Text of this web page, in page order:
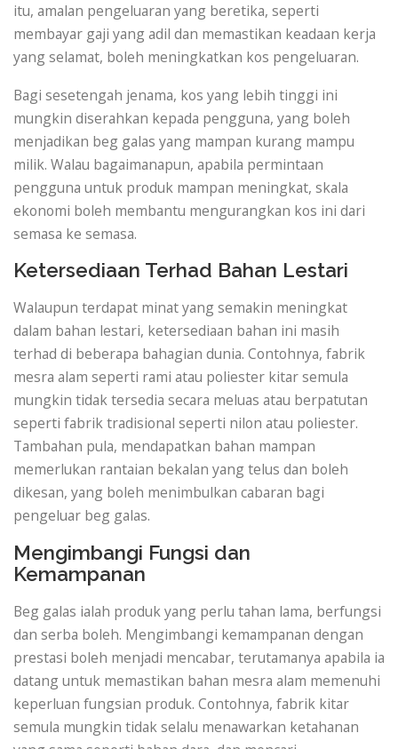
itu, amalan pengeluaran yang beretika, seperti
membayar gaji yang adil dan memastikan keadaan kerja
yang selamat, boleh meningkatkan kos pengeluaran.
Bagi sesetengah jenama, kos yang lebih tinggi ini
mungkin diserahkan kepada pengguna, yang boleh
menjadikan beg galas yang mampan kurang mampu
milik. Walau bagaimanapun, apabila permintaan
pengguna untuk produk mampan meningkat, skala
ekonomi boleh membantu mengurangkan kos ini dari
semasa ke semasa.
Ketersediaan Terhad Bahan Lestari
Walaupun terdapat minat yang semakin meningkat
dalam bahan lestari, ketersediaan bahan ini masih
terhad di beberapa bahagian dunia. Contohnya, fabrik
mesra alam seperti rami atau poliester kitar semula
mungkin tidak tersedia secara meluas atau berpatutan
seperti fabrik tradisional seperti nilon atau poliester.
Tambahan pula, mendapatkan bahan mampan
memerlukan rantaian bekalan yang telus dan boleh
dikesan, yang boleh menimbulkan cabaran bagi
pengeluar beg galas.
Mengimbangi Fungsi dan
Kemampanan
Beg galas ialah produk yang perlu tahan lama, berfungsi
dan serba boleh. Mengimbangi kemampanan dengan
prestasi boleh menjadi mencabar, terutamanya apabila ia
datang untuk memastikan bahan mesra alam memenuhi
keperluan fungsian produk. Contohnya, fabrik kitar
semula mungkin tidak selalu menawarkan ketahanan